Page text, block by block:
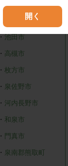
開く
・ 池田市
・ 高槻市
・枚方市
・ 泉佐野市
・ 河内長野市
・ 和泉市
・ 門真市
・ 泉南郡熊取町